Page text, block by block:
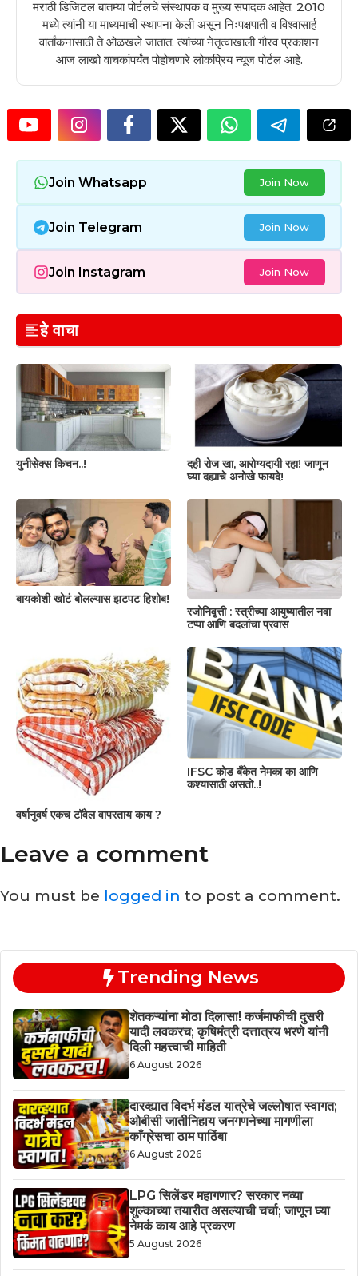
मराठी डिजिटल बातम्या पोर्टलचे संस्थापक व मुख्य संपादक आहेत. 2010
मध्ये त्यांनी या माध्यमाची स्थापना केली असून निःपक्षपाती व विश्वासार्ह
वार्तांकनासाठी ते ओळखले जातात. त्यांच्या नेतृत्वाखाली गौरव प्रकाशन
आज लाखो वाचकांपर्यंत पोहोचणारे लोकप्रिय न्यूज पोर्टल आहे.
Join Whatsapp Join Now
Join Telegram Join Now
Join Instagram Join Now
हे वाचा
युनीसेक्स किचन..!
दही रोज खा, आरोग्यदायी रहा! जाणून
घ्या दह्याचे अनोखे फायदे!
बायकोशी खोटं बोलल्यास झटपट हिशोब!
रजोनिवृत्ती : स्त्रीच्या आयुष्यातील नवा
टप्पा आणि बदलांचा प्रवास
वर्षानुवर्ष एकच टॉवेल वापरताय काय ?
IFSC कोड बँकेत नेमका का आणि
कश्यासाठी असतो..!
Leave a comment
You must be logged in to post a comment.
Trending News
शेतकऱ्यांना मोठा दिलासा! कर्जमाफीची दुसरी
यादी लवकरच; कृषिमंत्री दत्तात्रय भरणे यांनी
दिली महत्त्वाची माहिती
6 August 2026
दारव्ह्यात विदर्भ मंडल यात्रेचे जल्लोषात स्वागत;
ओबीसी जातीनिहाय जनगणनेच्या मागणीला
काँग्रेसचा ठाम पाठिंबा
6 August 2026
LPG सिलेंडर महागणार? सरकार नव्या
शुल्काच्या तयारीत असल्याची चर्चा; जाणून घ्या
नेमकं काय आहे प्रकरण
5 August 2026